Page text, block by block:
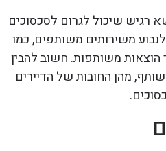
רגיש שיכול לגרום לסכסוכים
משירותים משותפים, כמו
הוצאות משותפות. חשוב להבין
מהן החובות של הדיירים